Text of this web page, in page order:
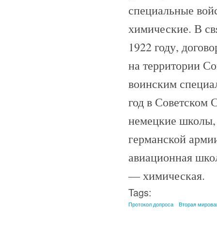
специальные
химические. В
1922 году,
на территории
воинским
год в Советском
немецкие школы,
германской
авиационная
— химическая.
Tags:
Протокол допроса Вторая